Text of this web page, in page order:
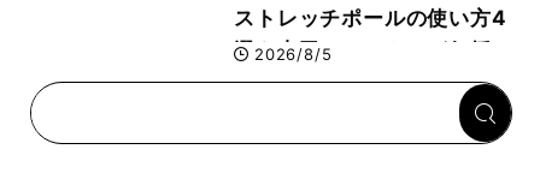
ストレッチポールの使い方4
選を寺田トレーナーが伝授
【ストレッチポール入門《実
2026/8/5